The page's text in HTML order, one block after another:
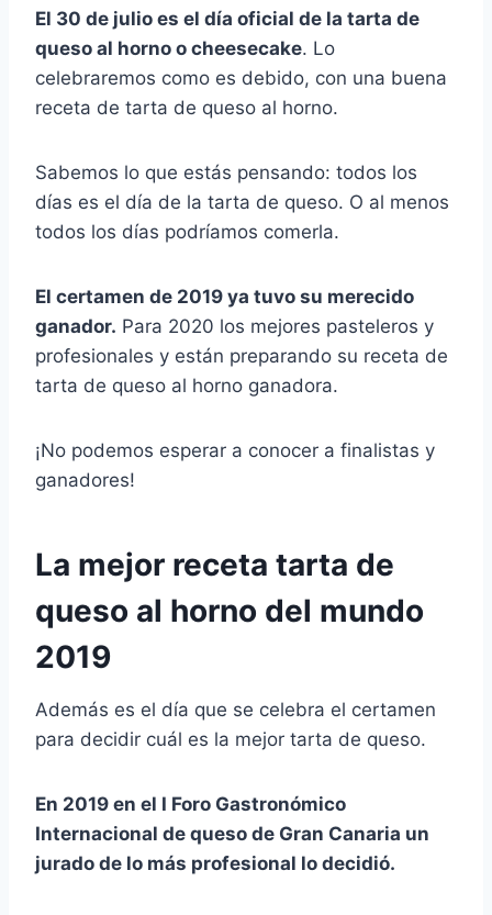
El 30 de julio es el día oficial de la tarta de
queso al horno o cheesecake. Lo
celebraremos como es debido, con una buena
receta de tarta de queso al horno.
Sabemos lo que estás pensando: todos los
días es el día de la tarta de queso. O al menos
todos los días podríamos comerla.
El certamen de 2019 ya tuvo su merecido
ganador. Para 2020 los mejores pasteleros y
profesionales y están preparando su receta de
tarta de queso al horno ganadora.
¡No podemos esperar a conocer a finalistas y
ganadores!
La mejor receta tarta de
queso al horno del mundo
2019
Además es el día que se celebra el certamen
para decidir cuál es la mejor tarta de queso.
En 2019 en el I Foro Gastronómico
Internacional de queso de Gran Canaria un
jurado de lo más profesional lo decidió.